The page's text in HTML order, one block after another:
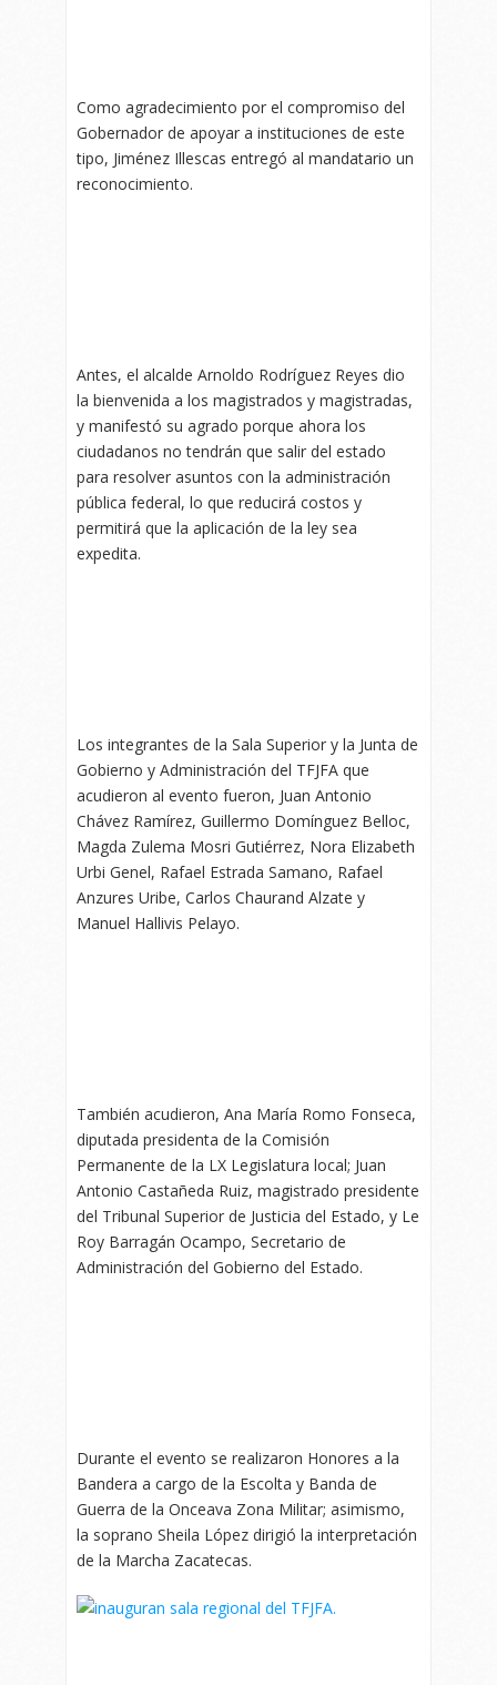
Como agradecimiento por el compromiso del
Gobernador de apoyar a instituciones de este
tipo, Jiménez Illescas entregó al mandatario un
reconocimiento.
Antes, el alcalde Arnoldo Rodríguez Reyes dio
la bienvenida a los magistrados y magistradas,
y manifestó su agrado porque ahora los
ciudadanos no tendrán que salir del estado
para resolver asuntos con la administración
pública federal, lo que reducirá costos y
permitirá que la aplicación de la ley sea
expedita.
Los integrantes de la Sala Superior y la Junta de
Gobierno y Administración del TFJFA que
acudieron al evento fueron, Juan Antonio
Chávez Ramírez, Guillermo Domínguez Belloc,
Magda Zulema Mosri Gutiérrez, Nora Elizabeth
Urbi Genel, Rafael Estrada Samano, Rafael
Anzures Uribe, Carlos Chaurand Alzate y
Manuel Hallivis Pelayo.
También acudieron, Ana María Romo Fonseca,
diputada presidenta de la Comisión
Permanente de la LX Legislatura local; Juan
Antonio Castañeda Ruiz, magistrado presidente
del Tribunal Superior de Justicia del Estado, y Le
Roy Barragán Ocampo, Secretario de
Administración del Gobierno del Estado.
Durante el evento se realizaron Honores a la
Bandera a cargo de la Escolta y Banda de
Guerra de la Onceava Zona Militar; asimismo,
la soprano Sheila López dirigió la interpretación
de la Marcha Zacatecas.